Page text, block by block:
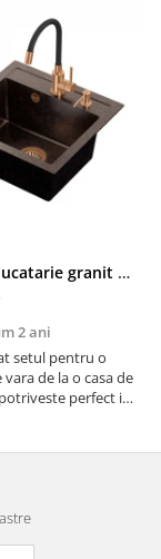
Chiuveta bucatarie granit cu finisaj negru perlat/cupru Steingran Art Copper cu dozator si baterie Quadron
2 ani
setul pentru o
de la o casa de
perfect in
cu drag !